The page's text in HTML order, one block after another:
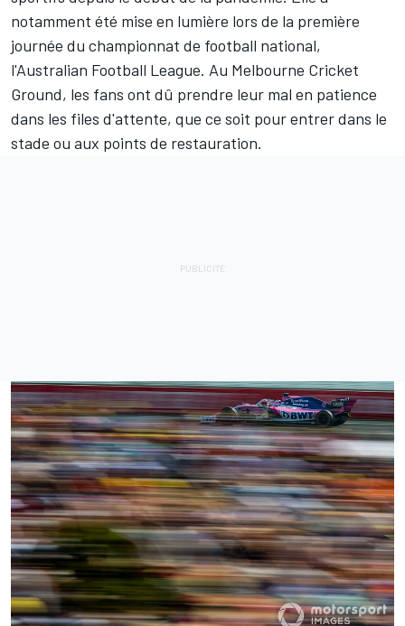
notamment été mise en lumière lors de la première
journée du championnat de football national,
l'Australian Football League. Au Melbourne Cricket
Ground, les fans ont dû prendre leur mal en patience
dans les files d'attente, que ce soit pour entrer dans le
stade ou aux points de restauration.